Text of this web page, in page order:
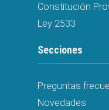
Constitución
Ley 2533
Secciones
Preguntas
Novedades